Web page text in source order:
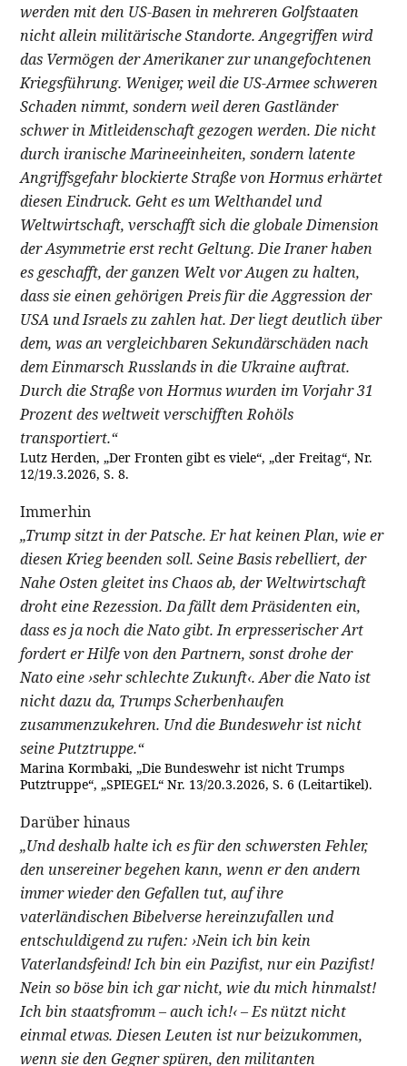
werden mit den US-Basen in mehreren Golfstaaten
nicht allein militärische Standorte. Angegriffen wird
das Vermögen der Amerikaner zur unangefochtenen
Kriegsführung. Weniger, weil die US-Armee schweren
Schaden nimmt, sondern weil deren Gastländer
schwer in Mitleidenschaft gezogen werden. Die nicht
durch iranische Marineeinheiten, sondern latente
Angriffsgefahr blockierte Straße von Hormus erhärtet
diesen Eindruck. Geht es um Welthandel und
Weltwirtschaft, verschafft sich die globale Dimension
der Asymmetrie erst recht Geltung. Die Iraner haben
es geschafft, der ganzen Welt vor Augen zu halten,
dass sie einen gehörigen Preis für die Aggression der
USA und Israels zu zahlen hat. Der liegt deutlich über
dem, was an vergleichbaren Sekundärschäden nach
dem Einmarsch Russlands in die Ukraine auftrat.
Durch die Straße von Hormus wurden im Vorjahr 31
Prozent des weltweit verschifften Rohöls
transportiert.“
Lutz Herden, „Der Fronten gibt es viele“, „der Freitag“, Nr.
12/19.3.2026, S. 8.
Immerhin
„Trump sitzt in der Patsche. Er hat keinen Plan, wie er
diesen Krieg beenden soll. Seine Basis rebelliert, der
Nahe Osten gleitet ins Chaos ab, der Weltwirtschaft
droht eine Rezession. Da fällt dem Präsidenten ein,
dass es ja noch die Nato gibt. In erpresserischer Art
fordert er Hilfe von den Partnern, sonst drohe der
Nato eine ›sehr schlechte Zukunft‹. Aber die Nato ist
nicht dazu da, Trumps Scherbenhaufen
zusammenzukehren. Und die Bundeswehr ist nicht
seine Putztruppe.“
Marina Kormbaki, „Die Bundeswehr ist nicht Trumps
Putztruppe“, „SPIEGEL“ Nr. 13/20.3.2026, S. 6 (Leitartikel).
Darüber hinaus
„Und deshalb halte ich es für den schwersten Fehler,
den unsereiner begehen kann, wenn er den andern
immer wieder den Gefallen tut, auf ihre
vaterländischen Bibelverse hereinzufallen und
entschuldigend zu rufen: ›Nein ich bin kein
Vaterlandsfeind! Ich bin ein Pazifist, nur ein Pazifist!
Nein so böse bin ich gar nicht, wie du mich hinmalst!
Ich bin staatsfromm – auch ich!‹ – Es nützt nicht
einmal etwas. Diesen Leuten ist nur beizukommen,
wenn sie den Gegner spüren, den militanten